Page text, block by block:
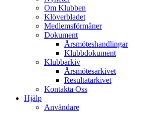
Om Klubben
Klöverbladet
Medlemsförmåner
Dokument
Årsmöteshandlingar
Klubbdokument
Klubbarkiv
Årsmötesarkivet
Resultatarkivet
Kontakta Oss
Hjälp
Användare